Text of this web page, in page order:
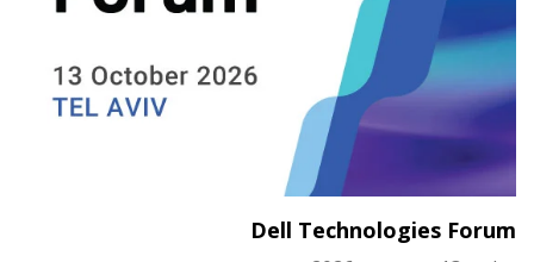
Dell Technologies Forum